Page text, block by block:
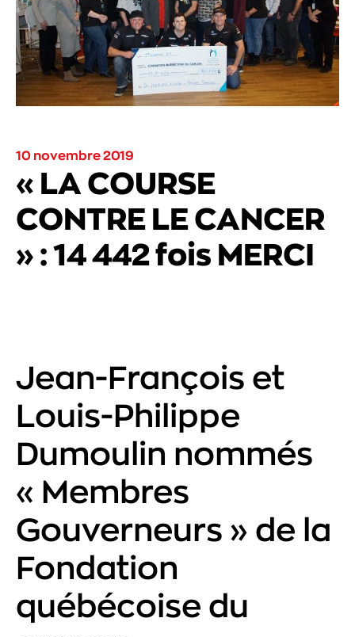
10 novembre 2019
« LA COURSE
CONTRE LE CANCER
» : 14 442 fois MERCI
Jean-François et
Louis-Philippe
Dumoulin nommés
« Membres
Gouverneurs » de la
Fondation
québécoise du